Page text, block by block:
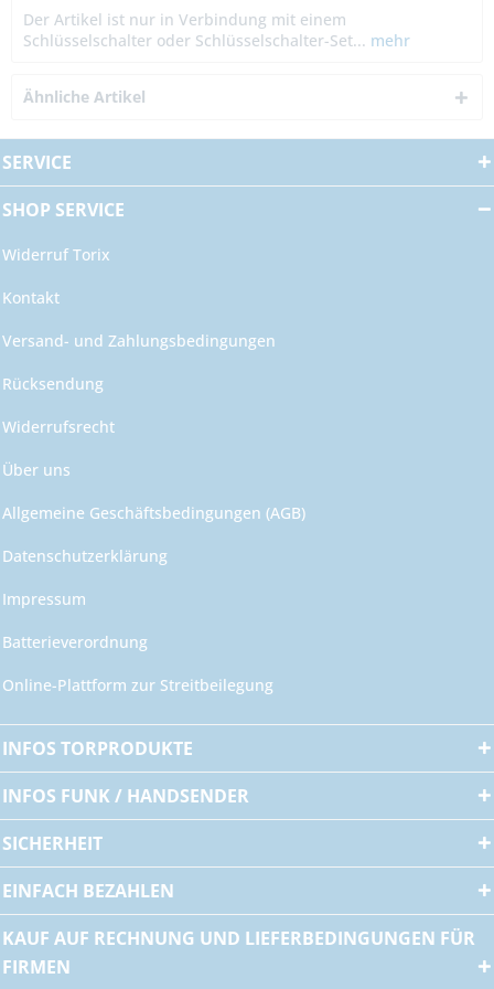
Der Artikel ist nur in Verbindung mit einem
Schlüsselschalter oder Schlüsselschalter-Set... mehr
Ähnliche Artikel
SERVICE
SHOP SERVICE
Widerruf Torix
Kontakt
Versand- und Zahlungsbedingungen
Rücksendung
Widerrufsrecht
Über uns
Allgemeine Geschäftsbedingungen (AGB)
Datenschutzerklärung
Impressum
Batterieverordnung
Online-Plattform zur Streitbeilegung
INFOS TORPRODUKTE
INFOS FUNK / HANDSENDER
SICHERHEIT
EINFACH BEZAHLEN
KAUF AUF RECHNUNG UND LIEFERBEDINGUNGEN FÜR
FIRMEN